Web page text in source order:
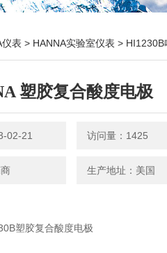
表 > HANNA实验室仪表 > HI1230B哈纳
塑胶复合酸度电极
02-21 访问量：1425
生产地址：美国
塑胶复合酸度电极